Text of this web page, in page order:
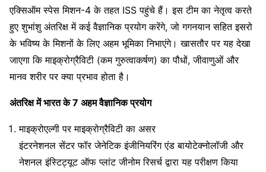
एक्सिऑम स्पेस मिशन-4 के तहत ISS पहुंचे हैं। इस टीम का नेतृत्व करते
हुए शुभांशु अंतरिक्ष में कई वैज्ञानिक प्रयोग करेंगे, जो गगनयान सहित इसरो
के भविष्य के मिशनों के लिए अहम भूमिका निभाएंगे। खासतौर पर यह देखा
जाएगा कि माइक्रोग्रैविटी (कम गुरुत्वाकर्षण) का पौधों, जीवाणुओं और
मानव शरीर पर क्या प्रभाव होता है।
अंतरिक्ष में भारत के 7 अहम वैज्ञानिक प्रयोग
माइक्रोएल्गी पर माइक्रोग्रैविटी का असर
इंटरनेशनल सेंटर फॉर जेनेटिक इंजीनियरिंग एंड बायोटेक्नोलॉजी और
नेशनल इंस्टिट्यूट ऑफ प्लांट जीनोम रिसर्च द्वारा यह परीक्षण किया